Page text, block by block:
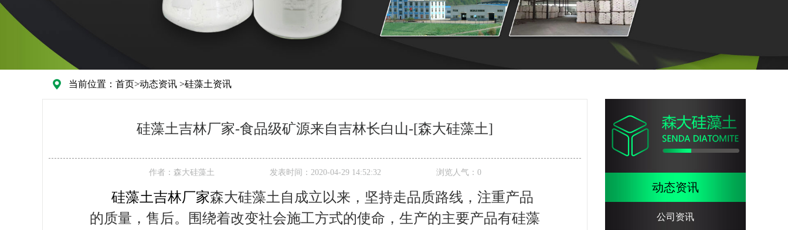
当前位置： 首页>动态资讯 >硅藻土资讯
硅藻土吉林厂家-食品级矿源来自吉林长白山-[森大硅藻土]
作者： 森大硅藻土 发表时间： 2020-04-29 14:52:32 浏览人气： 0
硅藻土吉林厂家森大硅藻土自成立以来，坚持走品质路线，注重产品
的质量，售后。围绕着改变社会施工方式的使命，生产的主要产品有硅藻
动态资讯
公司资讯